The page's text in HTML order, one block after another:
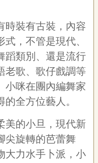
時裝有古裝，內容
，不管是現代、
蹈類別、還是流行
老歌、歌仔戲調等
小咪在團內編舞家
全方位藝人。
美的小旦，現代新
尖旋轉的芭蕾舞
大力水手卜派，小